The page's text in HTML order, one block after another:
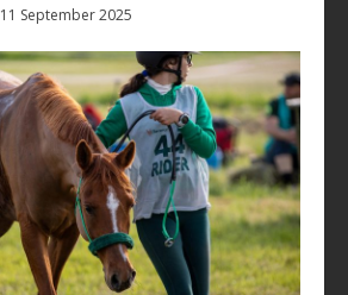
11 September 2025